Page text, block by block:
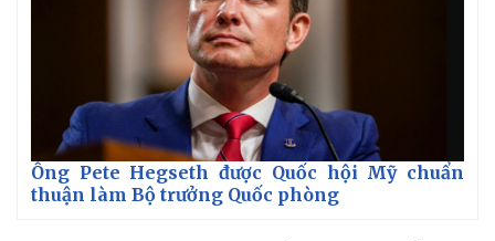
Ông Pete Hegseth được Quốc hội Mỹ chuẩn
thuận làm Bộ trưởng Quốc phòng